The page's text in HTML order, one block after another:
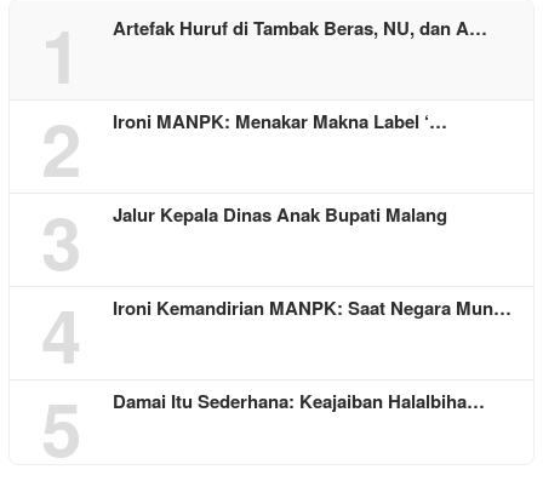
1 Artefak Huruf di Tambak Beras, NU, dan A…
2 Ironi MANPK: Menakar Makna Label ‘…
3 Jalur Kepala Dinas Anak Bupati Malang
4 Ironi Kemandirian MANPK: Saat Negara Mun…
5 Damai Itu Sederhana: Keajaiban Halalbiha…